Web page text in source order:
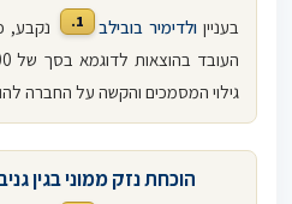
בעניין ולדימיר בובילב 1.
נקבע,
גילוי המסמכים והקשה על החברה
הוכחת נזק ממוני בגין